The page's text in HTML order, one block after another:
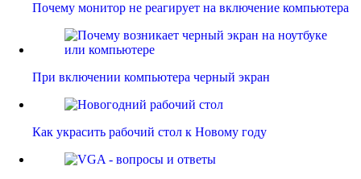
Почему монитор не реагирует на включение компьютера
При включении компьютера черный экран
Как украсить рабочий стол к Новому году